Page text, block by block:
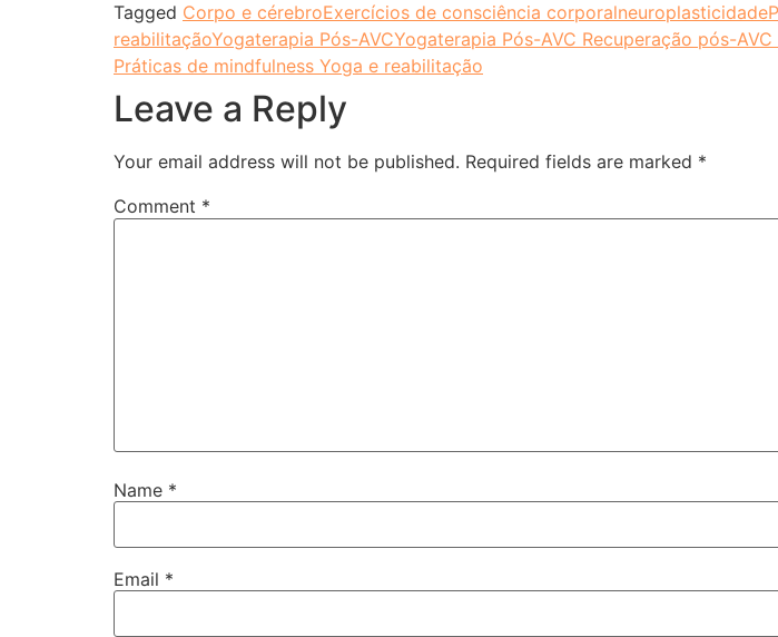
Tagged Corpo e cérebroExercícios de consciência corporalneuroplasticidade
reabilitaçãoYogaterapia Pós-AVCYogaterapia Pós-AVC Recuperação pós-
Práticas de mindfulness Yoga e reabilitação
Leave a Reply
Your email address will not be published. Required fields are marked *
Comment *
Name *
Email *